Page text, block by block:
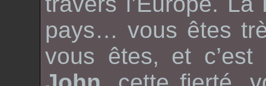
pays… vous êtes
vous êtes, et